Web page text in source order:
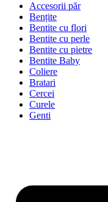
Accesorii păr
Bențite
Bentite cu flori
Bentite cu perle
Bentite cu pietre
Bentite Baby
Coliere
Bratari
Cercei
Curele
Genti